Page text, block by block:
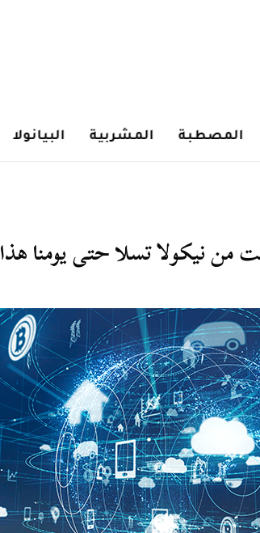
المصطبة المشربية البيانولا
من نيكولا تسلا حتى يومنا هذا